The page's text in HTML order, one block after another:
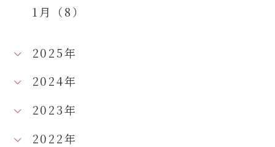
1月（8）
2025年
2024年
2023年
2022年